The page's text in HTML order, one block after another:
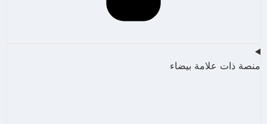
منصة ذات علامة بيضاء